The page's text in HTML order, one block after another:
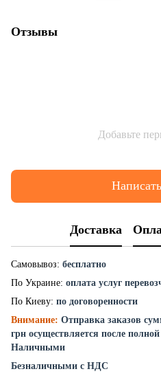
Отзывы
Добавьте
Доставка
Самовывоз: бесплатно
По Украине: оплата услуг
По Киеву: по договоренности
Внимание: Отправка заказов
грн осуществляется после
Наличными
Безналичными с НДС